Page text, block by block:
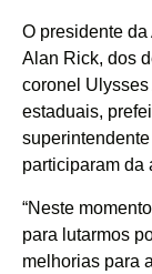
O presidente
Alan Rick, dos
coronel
estaduais,
participaram da
“Neste
para lutarmos
melhorias para